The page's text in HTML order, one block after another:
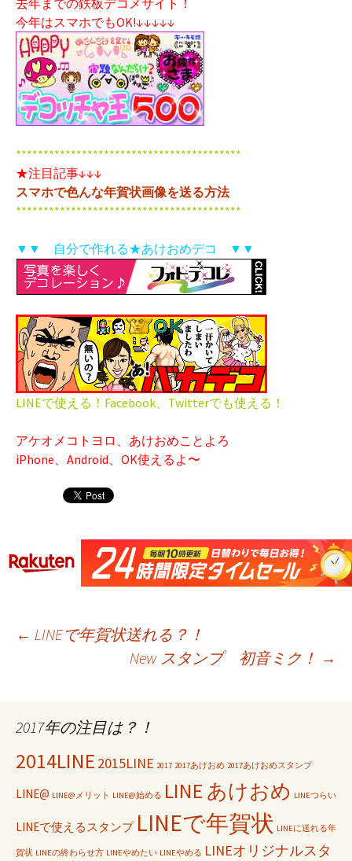
去年までの鉄板デコメサイト！
今年はスマホでもOK!↓↓↓↓↓
*****************************************
★注目記事↓↓↓
スマホで色んな年賀状画像を送る方法
*****************************************
▼▼ 自分で作れる★あけおめデコ ▼▼
LINEで使える！Facebook、Twitterでも使える！
アケオメコトヨロ、あけおめことよろ
iPhone、Android、OK使えるよ〜
投稿ナビゲーション
← LINEで年賀状送れる？！
New スタンプ 初音ミク！ →
2017年の注目は？！
2014LINE 2015LINE 2017 2017あけおめ 2017あけおめスタンプ
LINE@ LINE@メリット LINE@始める LINE あけおめ LINEつらい
LINEで使えるスタンプ LINEで年賀状 LINEに送れる年
賀状 LINEの終わらせ方 LINEやめたい LINEやめる LINEオリジナルスタ